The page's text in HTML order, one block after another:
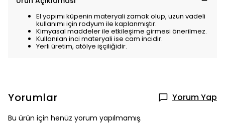
El yapımı küpenin materyali zamak olup, uzun vadeli
kullanımı için rodyum ile kaplanmıştır.
Kimyasal maddeler ile etkileşime girmesi önerilmez.
Kullanılan inci materyali ise cam incidir.
Yerli üretim, atölye işçiliğidir.
Yorumlar Yorum Yap
Bu ürün için henüz yorum yapılmamış.